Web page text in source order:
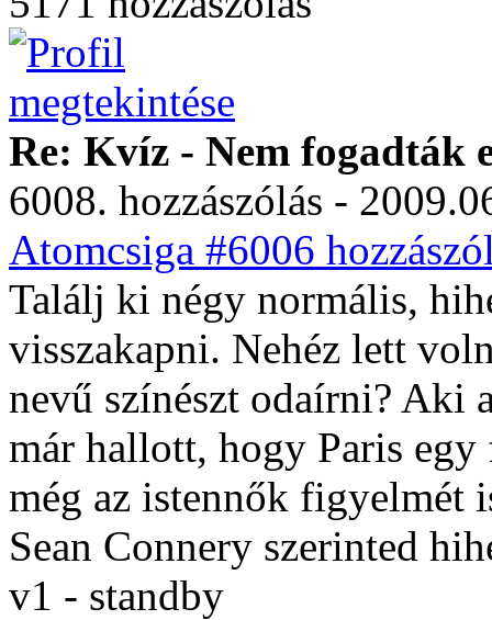
Re: Kvíz - Nem fogadták
6008. hozzászólás -
Atomcsiga #6006
Találj ki négy normális,
visszakapni. Nehéz lett
nevű színészt odaírni? Aki
már hallott, hogy Paris
még az istennők figyelmét
Sean Connery szerinted
v1 - standby